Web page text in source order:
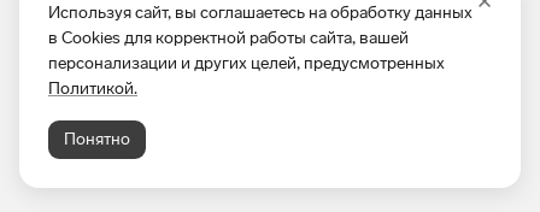
Используя сайт, вы соглашаетесь на обработку данных
в Cookies для корректной работы сайта, вашей
персонализации и других целей, предусмотренных
Политикой.
Понятно